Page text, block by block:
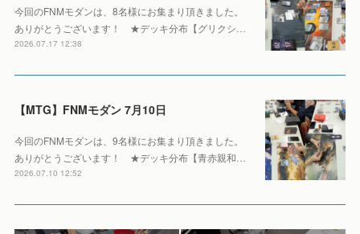
今回のFNMモダンは、8名様にお集まり頂きました。
ありがとうございます！ ★デッキ分布【グリクシ…
2026.07.17 12:38
【MTG】FNMモダン 7月10日
今回のFNMモダンは、9名様にお集まり頂きました。
ありがとうございます！ ★デッキ分布【青赤親和…
2026.07.10 12:52